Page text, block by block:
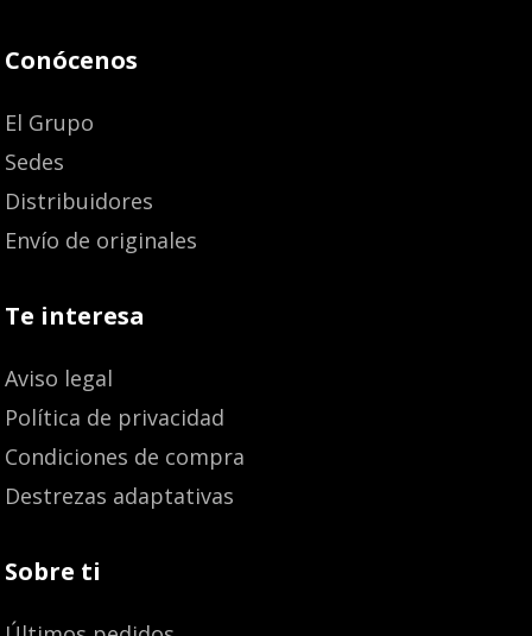
Conócenos
El Grupo
Sedes
Distribuidores
Envío de originales
Te interesa
Aviso legal
Política de privacidad
Condiciones de compra
Destrezas adaptativas
Sobre ti